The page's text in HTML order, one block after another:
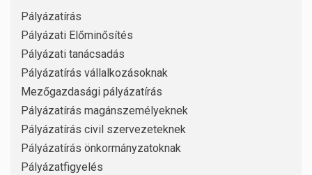
Pályázatírás
Pályázati Előminősítés
Pályázati tanácsadás
Pályázatírás vállalkozásoknak
Mezőgazdasági pályázatírás
Pályázatírás magánszemélyeknek
Pályázatírás civil szervezeteknek
Pályázatírás önkormányzatoknak
Pályázatfigyelés